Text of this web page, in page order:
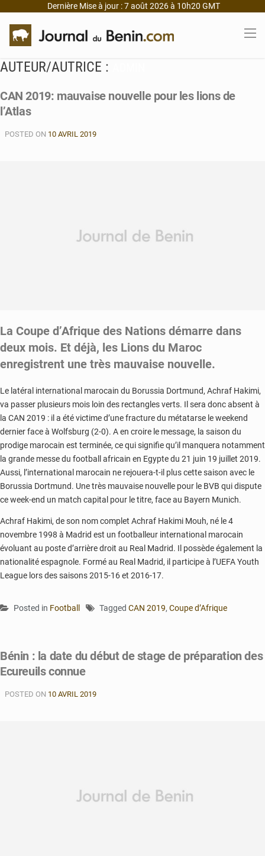
Dernière Mise à jour : 7 août 2026 à 10h20 GMT
AUTEUR/AUTRICE :
CAN 2019: mauvaise nouvelle pour les lions de
l’Atlas
POSTED ON 10 AVRIL 2019
La Coupe d’Afrique des Nations démarre dans
deux mois. Et déjà, les Lions du Maroc
enregistrent une très mauvaise nouvelle.
Le latéral international marocain du Borussia Dortmund, Achraf Hakimi,
va passer plusieurs mois loin des rectangles verts. Il sera donc absent à
la CAN 2019 : il a été victime d’une fracture du métatarse le weekend
dernier face à Wolfsburg (2-0). A en croire le message, la saison du
prodige marocain est terminée, ce qui signifie qu’il manquera notamment
la grande messe du football africain en Egypte du 21 juin 19 juillet 2019.
Aussi, l’international marocain ne rejouera-t-il plus cette saison avec le
Borussia Dortmund. Une très mauvaise nouvelle pour le BVB qui dispute
ce week-end un match capital pour le titre, face au Bayern Munich.
Achraf Hakimi, de son nom complet Achraf Hakimi Mouh, né le 4
novembre 1998 à Madrid est un footballeur international marocain
évoluant au poste d’arrière droit au Real Madrid. Il possède également la
nationalité espagnole. Formé au Real Madrid, il participe à l’UEFA Youth
League lors des saisons 2015-16 et 2016-17.
Posted in Football Tagged CAN 2019, Coupe d’Afrique
Bénin : la date du début de stage de préparation des
Ecureuils connue
POSTED ON 10 AVRIL 2019